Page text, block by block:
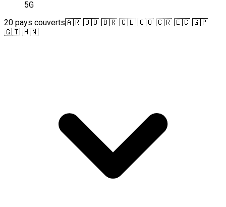
5G
20 pays couverts🇦🇷 🇧🇴 🇧🇷 🇨🇱 🇨🇴 🇨🇷 🇪🇨 🇬🇵
🇬🇹 🇭🇳